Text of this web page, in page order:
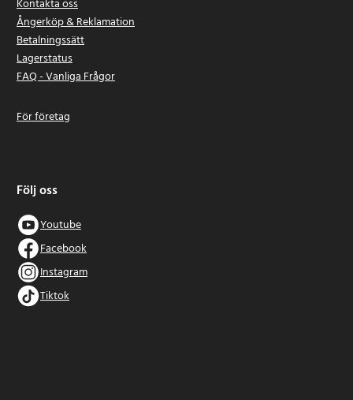
Kontakta oss
Ångerköp & Reklamation
Betalningssätt
Lagerstatus
FAQ - Vanliga Frågor
För företag
Följ oss
Youtube
Facebook
Instagram
Tiktok